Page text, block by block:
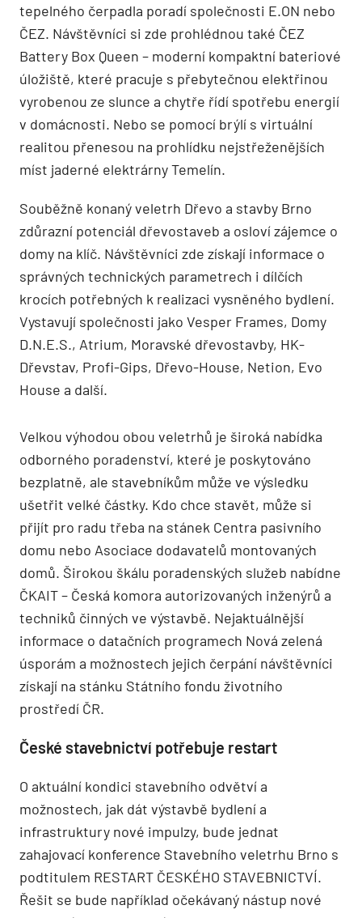
tepelného čerpadla poradí společnosti E.ON nebo
ČEZ. Návštěvníci si zde prohlédnou také ČEZ
Battery Box Queen – moderní kompaktní bateriové
úložiště, které pracuje s přebytečnou elektřinou
vyrobenou ze slunce a chytře řídí spotřebu energií
v domácnosti. Nebo se pomocí brýlí s virtuální
realitou přenesou na prohlídku nejstřeženějších
míst jaderné elektrárny Temelín.
Souběžně konaný veletrh Dřevo a stavby Brno
zdůrazní potenciál dřevostaveb a osloví zájemce o
domy na klíč. Návštěvníci zde získají informace o
správných technických parametrech i dílčích
krocích potřebných k realizaci vysněného bydlení.
Vystavují společnosti jako Vesper Frames, Domy
D.N.E.S., Atrium, Moravské dřevostavby, HK-
Dřevstav, Profi-Gips, Dřevo-House, Netion, Evo
House a další.
Velkou výhodou obou veletrhů je široká nabídka
odborného poradenství, které je poskytováno
bezplatně, ale stavebníkům může ve výsledku
ušetřit velké částky. Kdo chce stavět, může si
přijít pro radu třeba na stánek Centra pasivního
domu nebo Asociace dodavatelů montovaných
domů. Širokou škálu poradenských služeb nabídne
ČKAIT – Česká komora autorizovaných inženýrů a
techniků činných ve výstavbě. Nejaktuálnější
informace o datačních programech Nová zelená
úsporám a možnostech jejich čerpání návštěvníci
získají na stánku Státního fondu životního
prostředí ČR.
České stavebnictví potřebuje restart
O aktuální kondici stavebního odvětví a
možnostech, jak dát výstavbě bydlení a
infrastruktury nové impulzy, bude jednat
zahajovací konference Stavebního veletrhu Brno s
podtitulem RESTART ČESKÉHO STAVEBNICTVÍ.
Řešit se bude například očekávaný nástup nové